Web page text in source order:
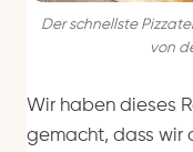
Der schnellste
von
Wir haben dieses
gemacht, dass wir